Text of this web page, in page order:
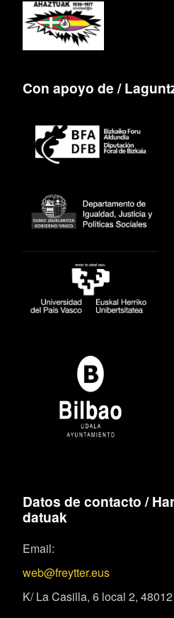
Con apoyo de /
Datos de contacto /
datuak
Email:
web@freytter.eus
K/ La Casilla, 6 local 2,